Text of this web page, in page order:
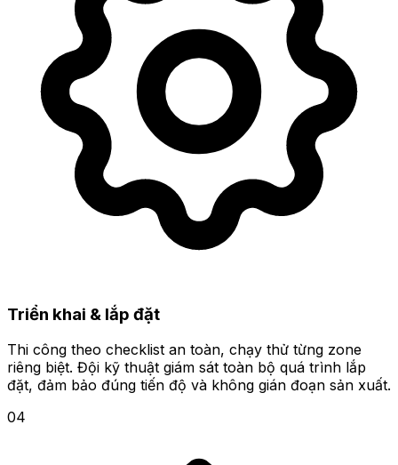
Triển khai & lắp đặt
Thi công theo checklist an toàn, chạy thử từng zone
riêng biệt. Đội kỹ thuật giám sát toàn bộ quá trình lắp
đặt, đảm bảo đúng tiến độ và không gián đoạn sản xuất.
04